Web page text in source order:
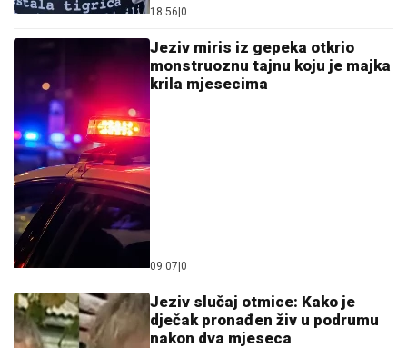
18:56 0
Jeziv miris iz gepeka otkrio
monstruoznu tajnu koju je majka
krila mjesecima
09:07 0
Jeziv slučaj otmice: Kako je
dječak pronađen živ u podrumu
nakon dva mjeseca